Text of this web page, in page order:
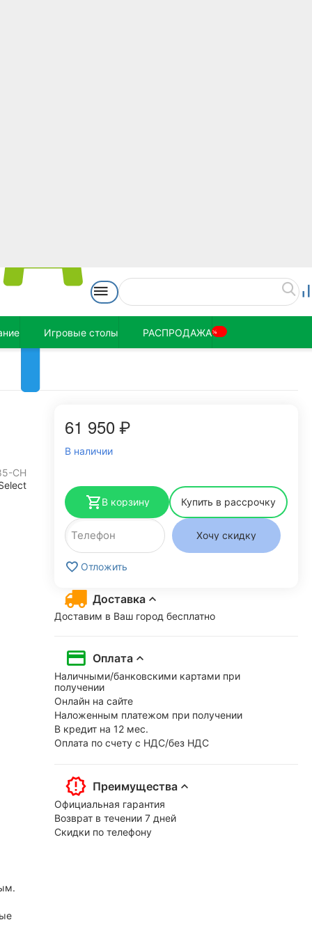
Игровые столы РАСПРОДАЖА%
CH
61 950₽
В наличии
В корзину Купить в рассрочку
Хочу скидку
Отложить
Доставка
Доставим в Ваш город бесплатно
Оплата
Наличными/банковскими картами при
получении
Онлайн на сайте
Наложенным платежом при получении
В кредит на 12 мес.
Оплата по счету с НДС/без НДС
Преимущества
Официальная гарантия
Возврат в течении 7 дней
Скидки по телефону